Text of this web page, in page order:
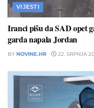
VIJESTI
Iranci pišu da SAD opet
garda napala Jordan
BY NOVINE.HR 22. SRPNJA